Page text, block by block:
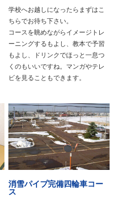
学校へお越しになったらまずはこ
ちらでお待ち下さい。
コースを眺めながらイメージトレ
ーニングするもよし、教本で予習
もよし、ドリンクでほっと一息つ
くのもいいですね。マンガやテレ
ビを見ることもできます。
消雪パイプ完備四輪車コー
ス